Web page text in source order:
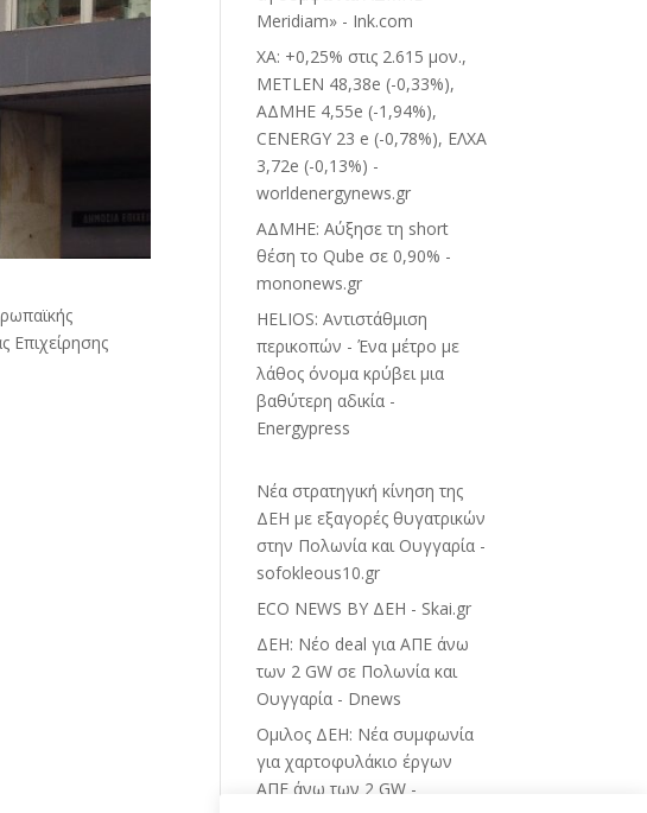
Επιχείρησης
Meridiam» - Ink.com
ΧΑ: +0,25% στις 2.615 μον.,
METLEN 48,38e (-0,33%),
ΑΔΜΗΕ 4,55e (-1,94%),
CENERGY 23 e (-0,78%), ΕΛΧΑ
3,72e (-0,13%) -
worldenergynews.gr
ΑΔΜΗΕ: Αύξησε τη short
θέση το Qube σε 0,90% -
mononews.gr
HELIOS: Αντιστάθμιση
περικοπών - Ένα μέτρο με
λάθος όνομα κρύβει μια
βαθύτερη αδικία -
Energypress
Νέα στρατηγική κίνηση της
ΔΕΗ με εξαγορές θυγατρικών
στην Πολωνία και Ουγγαρία -
sofokleous10.gr
ECO NEWS BY ΔΕΗ - Skai.gr
ΔΕΗ: Νέο deal για ΑΠΕ άνω
των 2 GW σε Πολωνία και
Ουγγαρία - Dnews
Ομιλος ΔΕΗ: Νέα συμφωνία
για χαρτοφυλάκιο έργων
ΑΠΕ άνω των 2 GW -